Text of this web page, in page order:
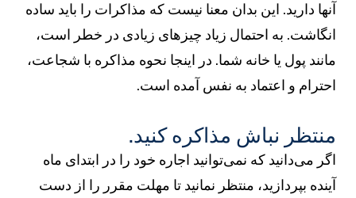
آنها دارید. این بدان معنا نیست که مذاکرات را باید ساده
انگاشت. به احتمال زیاد چیزهای زیادی در خطر است،
مانند پول یا خانه شما. در اینجا نحوه مذاکره با شجاعت،
احترام و اعتماد به نفس آمده است.
منتظر نباش مذاکره کنید.
اگر می‌دانید که نمی‌توانید اجاره خود را در ابتدای ماه
آینده بپردازید، منتظر نمانید تا مهلت مقرر را از دست